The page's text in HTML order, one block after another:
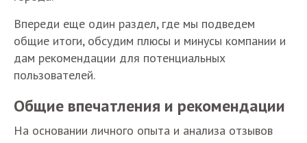
Впереди еще один раздел, где мы подведем
общие итоги, обсудим плюсы и минусы компании и
дам рекомендации для потенциальных
пользователей.
Общие впечатления и рекомендации
На основании личного опыта и анализа отзывов